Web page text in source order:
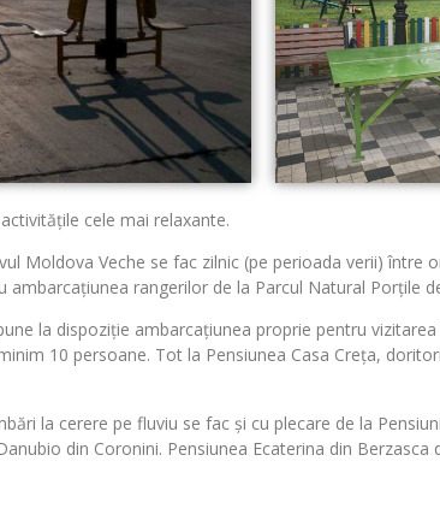
cele mai relaxante.
Moldova Veche se fac zilnic (pe perioada verii) între
ambarcațiunea rangerilor de la Parcul Natural Porțile
la dispoziție ambarcațiunea proprie pentru
10 persoane. Tot la Pensiunea Casa Creța,
la cerere pe fluviu se fac și cu plecare de la
din Coronini. Pensiunea Ecaterina din